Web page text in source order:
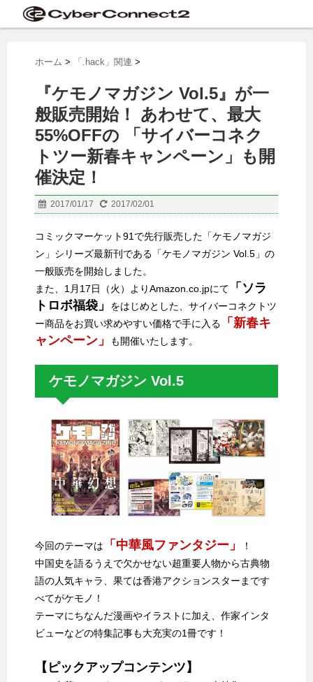
ホーム > 「.hack」関連 >
『ケモノマガジン Vol.5』が一
般販売開始！ あわせて、最大
55%OFFの 「サイバーコネク
トツー新春キャンペーン」も開
催決定！
2017/01/17 2017/02/01
コミックマーケット91で先行販売した「ケモノマガジ
ン」シリーズ最新刊である「ケモノマガジン Vol.5」の
一般販売を開始しました。
また、1月17日（火）よりAmazon.co.jpにて
「ソラ
トロボ福袋」
をはじめとした、サイバーコネクトツ
ー商品をお買い求めやすい価格で手に入る
「新春キ
ャンペーン」
も開催いたします。
ケモノマガジン Vol.5
今回のテーマは 「中華風ファンタジー」
！
中国史を語るうえで欠かせない超重要人物から古典物
語の人気キャラ、果ては香港アクションスターまです
べてがケモノ！
テーマにちなんだ漫画やイラストに加え、作家インタ
ビューなどの特集記事も大充実の1冊です！
【ピックアップコンテンツ】